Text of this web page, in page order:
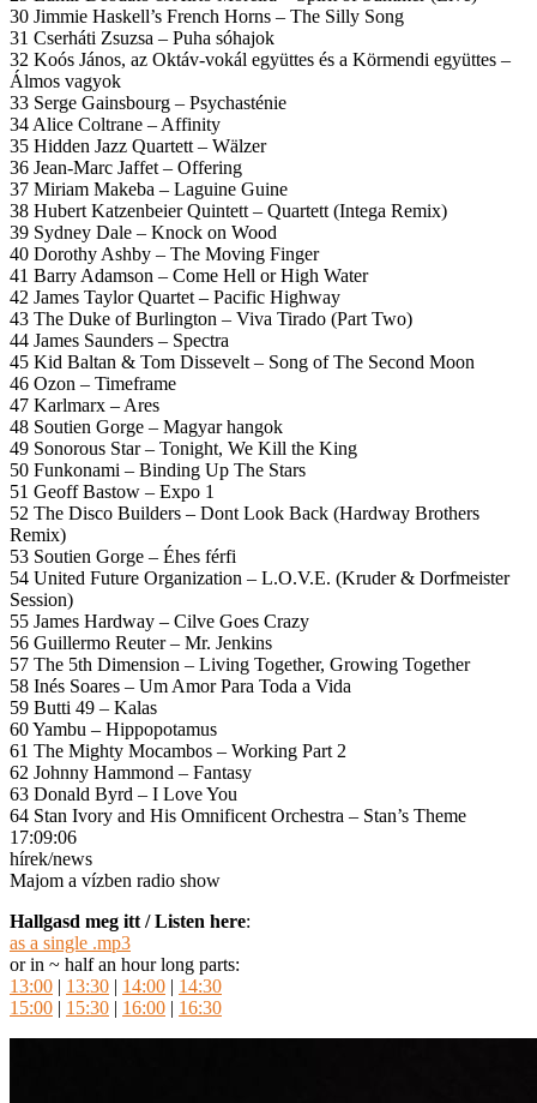
30 Jimmie Haskell’s French Horns – The Silly Song
31 Cserháti Zsuzsa – Puha sóhajok
32 Koós János, az Oktáv-vokál együttes és a Körmendi együttes –
Álmos vagyok
33 Serge Gainsbourg – Psychasténie
34 Alice Coltrane – Affinity
35 Hidden Jazz Quartett – Wälzer
36 Jean-Marc Jaffet – Offering
37 Miriam Makeba – Laguine Guine
38 Hubert Katzenbeier Quintett – Quartett (Intega Remix)
39 Sydney Dale – Knock on Wood
40 Dorothy Ashby – The Moving Finger
41 Barry Adamson – Come Hell or High Water
42 James Taylor Quartet – Pacific Highway
43 The Duke of Burlington – Viva Tirado (Part Two)
44 James Saunders – Spectra
45 Kid Baltan & Tom Dissevelt – Song of The Second Moon
46 Ozon – Timeframe
47 Karlmarx – Ares
48 Soutien Gorge – Magyar hangok
49 Sonorous Star – Tonight, We Kill the King
50 Funkonami – Binding Up The Stars
51 Geoff Bastow – Expo 1
52 The Disco Builders – Dont Look Back (Hardway Brothers
Remix)
53 Soutien Gorge – Éhes férfi
54 United Future Organization – L.O.V.E. (Kruder & Dorfmeister
Session)
55 James Hardway – Cilve Goes Crazy
56 Guillermo Reuter – Mr. Jenkins
57 The 5th Dimension – Living Together, Growing Together
58 Inés Soares – Um Amor Para Toda a Vida
59 Butti 49 – Kalas
60 Yambu – Hippopotamus
61 The Mighty Mocambos – Working Part 2
62 Johnny Hammond – Fantasy
63 Donald Byrd – I Love You
64 Stan Ivory and His Omnificent Orchestra – Stan’s Theme
17:09:06
hírek/news
Majom a vízben radio show
Hallgasd meg itt / Listen here:
as a single .mp3
or in ~ half an hour long parts:
13:00 | 13:30 | 14:00 | 14:30
15:00 | 15:30 | 16:00 | 16:30